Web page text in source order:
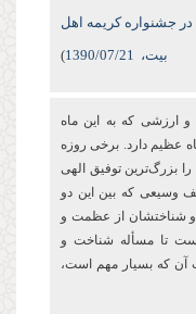
جشنواره کریمه اهل
بیت،
1390/07/21
)
و ارزشی كه به این ماه
عظیم دارد. برخی روزه
بزرگ‌ترین توفیق الهی
وسیعی که بین این دو
و شناختشان از عظمت و
است تا مسأله شناخت و
که بسیار مهم است،